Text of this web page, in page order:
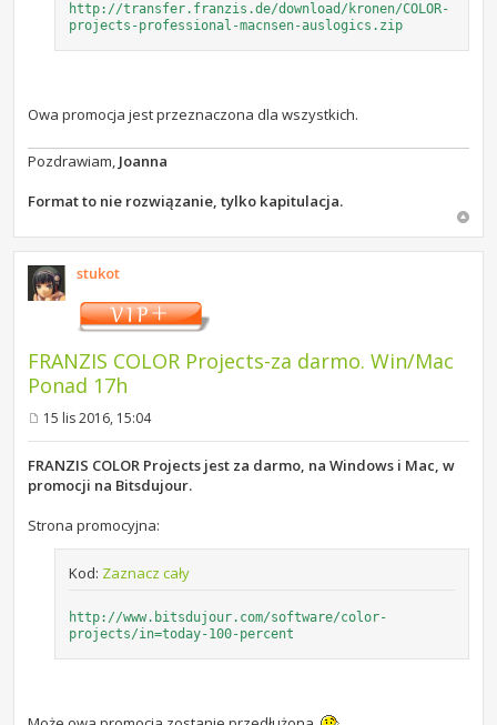
http://transfer.franzis.de/download/kronen/COLOR-
projects-professional-macnsen-auslogics.zip
Owa promocja jest przeznaczona dla wszystkich.
Pozdrawiam, Joanna
Format to nie rozwiązanie, tylko kapitulacja.
stukot
FRANZIS COLOR Projects-za darmo. Win/Mac
Ponad 17h
o
s
t
15 lis 2016, 15:04
FRANZIS COLOR Projects jest za darmo, na Windows i Mac, w
promocji na Bitsdujour.
Strona promocyjna:
Kod: Zaznacz cały
http://www.bitsdujour.com/software/color-
projects/in=today-100-percent